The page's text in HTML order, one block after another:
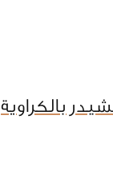
بالكراوية